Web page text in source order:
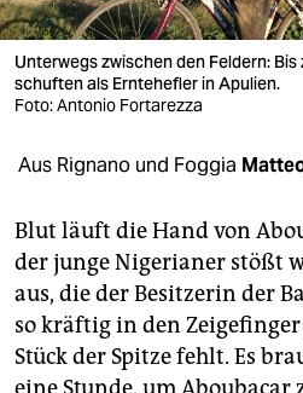
verlag
verlag
shop
fragen & hilfe
unterstützen
abo
genossenschaft
Unterwegs zwischen den Feldern:
schuften als Erntehefler in Apulien.
Foto: Antonio Fortarezza
Aus Rignano und Foggia
Blut läuft die Hand von
der junge Nigerianer stößt
aus, die der Besitzerin der
so kräftig in den Zeigefinger
Stück der Spitze fehlt. Es